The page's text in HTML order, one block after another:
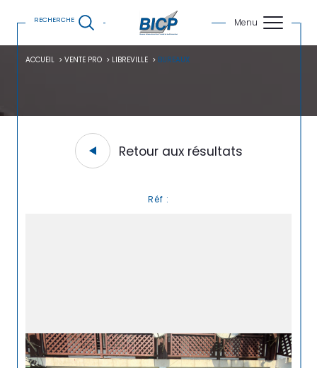
RECHERCHE
ACCUEIL VENTE PRO LIBREVILLE BUREAUX
Retour aux résultats
Réf :